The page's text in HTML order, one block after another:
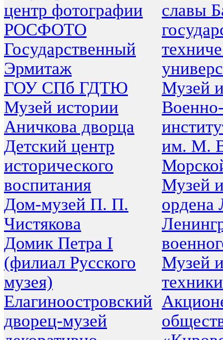
центр фотографии
РОСФОТО
Государственный
Эрмитаж
ГОУ СПб ГДТЮ
Музей истории
Аничкова дворца
Детский центр
исторического
воспитания
Дом-музей П. П.
Чистякова
Домик Петра I
(филиал Русского
музея)
Елагиноостровский
дворец-музей
славы
Музей
им. М.
Музей
ордена
Музей
техники